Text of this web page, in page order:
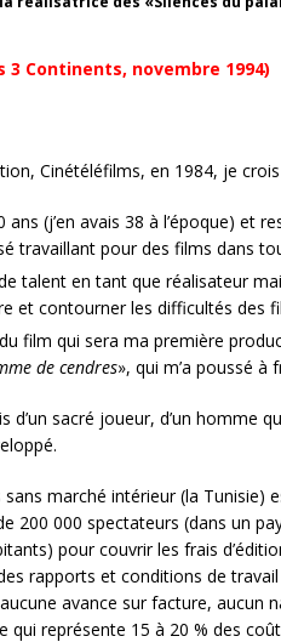
Continents, novembre 1994)
Cinétéléfilms, en 1984, je
ans (j’en avais 38 à l’époque) et
travaillant pour des films dans
talent en tant que réalisateur
et contourner les difficultés des
film qui sera ma première
de cendres», qui m’a poussé à
sacré joueur, d’un homme
marché intérieur (la Tunisie)
200 000 spectateurs (dans un
pour couvrir les frais
rapports et conditions de
avance sur facture, aucun
qui représente 15 à 20 % des